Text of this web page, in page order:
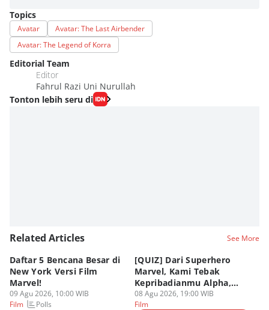
Topics
Avatar
Avatar: The Last Airbender
Avatar: The Legend of Korra
Editorial Team
Editor
Fahrul Razi Uni Nurullah
Tonton lebih seru di
Related Articles See More
Daftar 5 Bencana Besar di
New York Versi Film
Marvel!
09 Agu 2026, 10:00 WIB
Film
Polls
[QUIZ] Dari Superhero
Marvel, Kami Tebak
Kepribadianmu Alpha,
Beta, atau Omega
08 Agu 2026, 19:00 WIB
Film